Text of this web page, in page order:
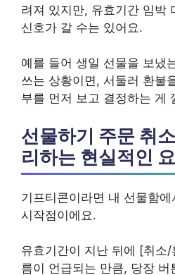
려져 있지만, 유효기간 임박
신호가 갈 수는 있어요.
예를 들어 생일 선물을 보냈
쓰는 상황이면, 서둘러 환불
부를 먼저 보고 결정하는 게
선물하기 주문 취
리하는 현실적인
기프티콘이라면 내 선물함
시작점이에요.
유효기간이 지난 뒤에 [취소
름이 언급되는 만큼, 당장